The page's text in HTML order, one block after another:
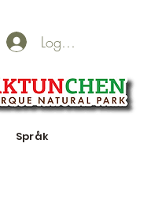
Logga in
Språk